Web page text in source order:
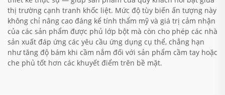
thị trường cạnh tranh khốc liệt. Mức độ tùy biến ấn tượng này
không chỉ nâng cao đáng kể tính thẩm mỹ và giá trị cảm nhận
của các sản phẩm được phủ lớp bột mà còn cho phép các nhà
sản xuất đáp ứng các yêu cầu ứng dụng cụ thể, chẳng hạn
như tăng độ bám khi cầm nắm đối với sản phẩm cầm tay hoặc
che phủ tốt hơn các khuyết điểm trên bề mặt.